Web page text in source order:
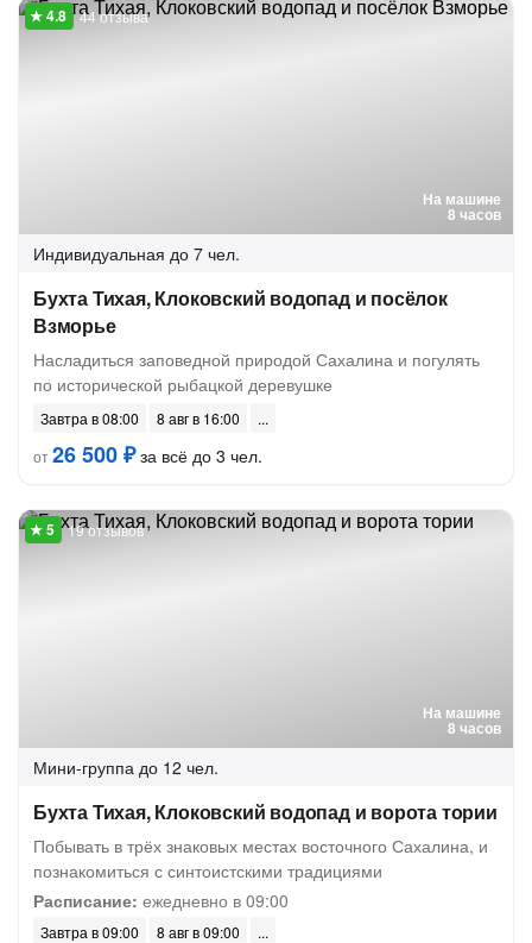
На машине
8 часов
44 отзыва
Индивидуальная до 7 чел.
Бухта Тихая, Клоковский водопад и посёлок
Взморье
Насладиться заповедной природой Сахалина и погулять
по исторической рыбацкой деревушке
Завтра в 08:00
8 авг в 16:00
от26 500 ₽за всё до 3 чел.
На машине
8 часов
19 отзывов
Мини-группа до 12 чел.
Бухта Тихая, Клоковский водопад и ворота тории
Побывать в трёх знаковых местах восточного Сахалина, и
познакомиться с синтоистскими традициями
Расписание: ежедневно в 09:00
Завтра в 09:00
8 авг в 09:00